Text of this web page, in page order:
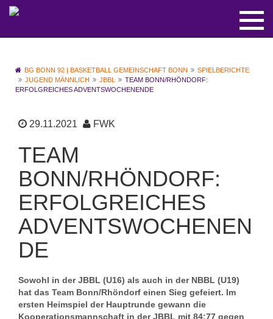
BG BONN 92 | BASKETBALL GEMEINSCHAFT BONN
SPIELBERICHTE
JUGEND MÄNNLICH
JBBL
TEAM BONN/RHÖNDORF:
ERFOLGREICHES ADVENTSWOCHENENDE
29.11.2021 FWK
TEAM
BONN/RHÖNDORF:
ERFOLGREICHES
ADVENTSWOCHENEN
DE
Sowohl in der JBBL (U16) als auch in der NBBL (U19)
hat das Team Bonn/Rhöndorf einen Sieg gefeiert. Im
ersten Heimspiel der Hauptrunde gewann die
Kooperationsmannschaft in der JBBL mit 84:77 gegen